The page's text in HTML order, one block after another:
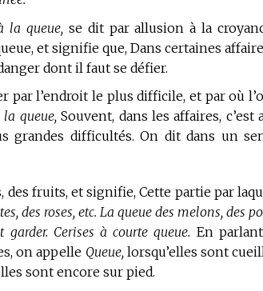
la queue, se dit par allusion à la
et signifie que, Dans certaines
dont il faut se défier.
par l’endroit le plus difficile, et par où
queue,Souvent, dans les affaires, c’est
grandes difficultés. On dit dans un
des fruits, et signifie, Cette partie par
des roses, etc. La queue des melons, des
Cerises à courte queue. En
on appelle Queue,lorsqu’elles sont
sont encore sur pied.